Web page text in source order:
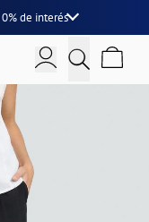
0% de interés